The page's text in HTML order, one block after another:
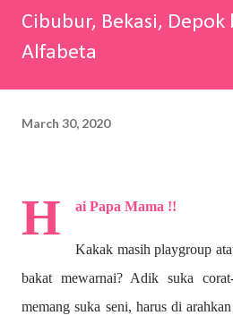
Cibubur, Bekasi, Depok
Alfabeta
March 30, 2020
H ai Papa Mama !!
Kakak masih playgroup
bakat mewarnai? Adik suka
memang suka seni, harus di